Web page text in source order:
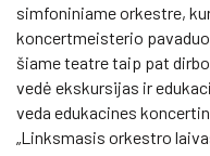
simfoniniame orkestre,
koncertmeisterio
šiame teatre taip pat
vedė ekskursijas ir
veda edukacines
„Linksmasis orkestro